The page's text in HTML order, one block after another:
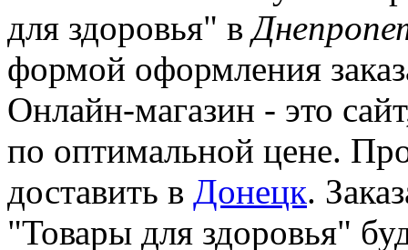
для здоровья" в
формой оформления
Онлайн-магазин - это
по оптимальной цене.
доставить в Донецк.
"Товары для здоровья"